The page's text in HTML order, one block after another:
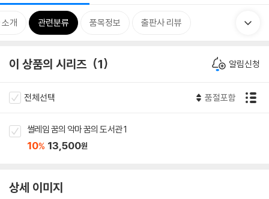
개 관련분류 품목정보 출판사 리뷰
이 상품의 시리즈 1 알림신청
전체선택 품절포함
썰레임 꿈의 악마 꿈의 도서관 1
10% 13,500원
상세 이미지